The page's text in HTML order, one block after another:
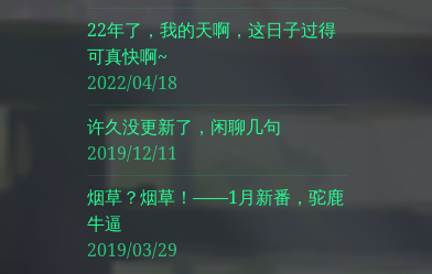
22年了，我的天啊，这日子过得
可真快啊~
2022/04/18
许久没更新了，闲聊几句
2019/12/11
烟草？烟草！——1月新番，驼鹿
牛逼
2019/03/29